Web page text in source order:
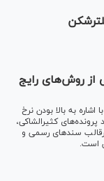
از روش‌های رایج
قضایی قدس با اشاره به بالا بودن نرخ
کثیرالشاکی،
سند‌های رسمی و
است.